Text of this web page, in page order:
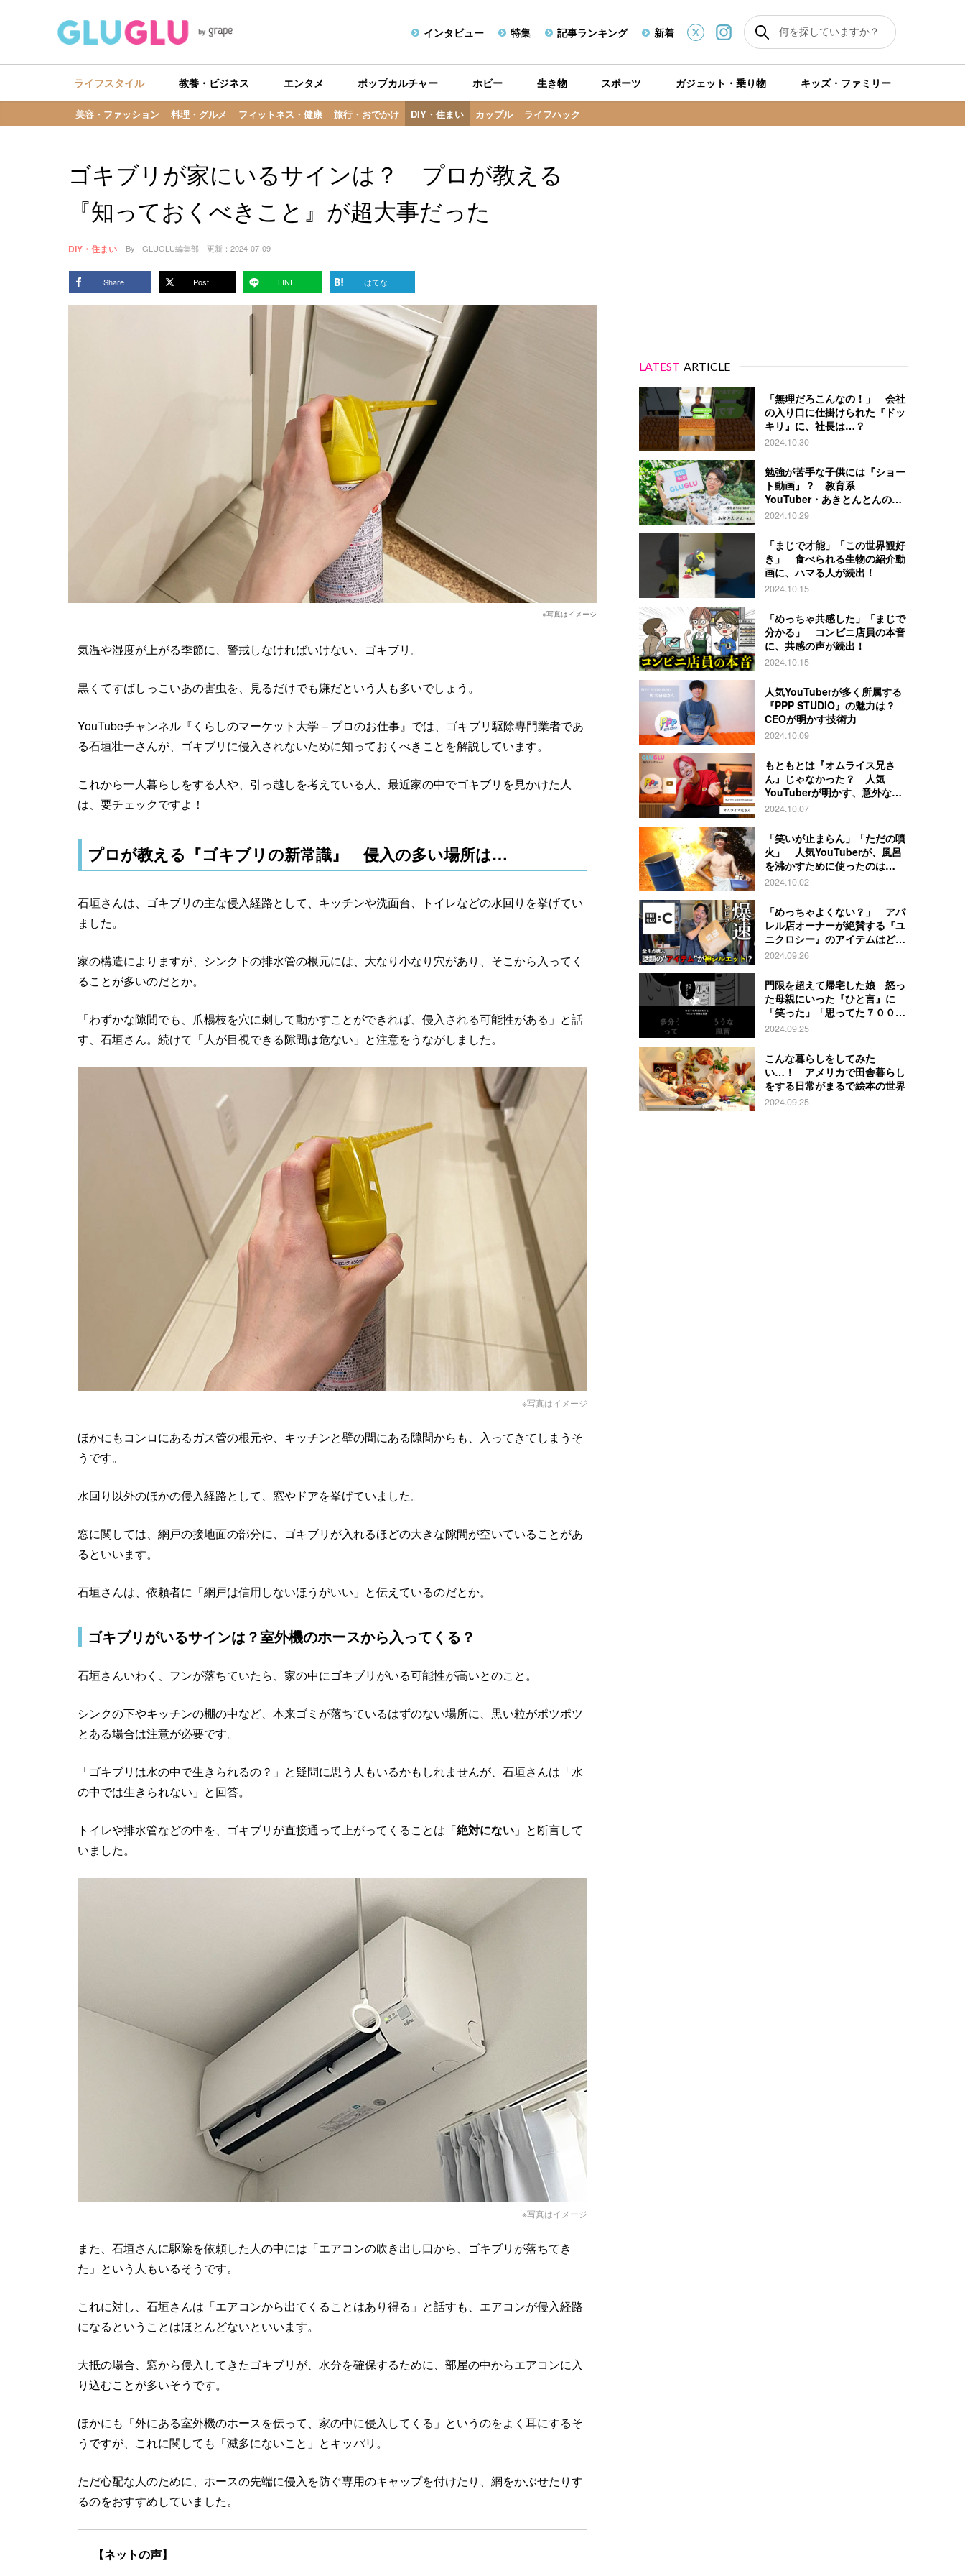
インタビュー 特集 記事ランキング 新着
ライフスタイル
美容・ファッション 料理・グルメ フィットネス・健康 旅行・おでかけ DIY・住まい カップル ライフハック
教養・ビジネス エンタメ ポップカルチャー ホビー 生き物 スポーツ ガジェット・乗り物 キッズ・ファミリー
ゴキブリが家にいるサインは？ プロが教える
『知っておくべきこと』が超大事だった
DIY・住まい By - GLUGLU編集部 更新： 2024-07-09
Share Post LINE はてな
※写真はイメージ
気温や湿度が上がる季節に、警戒しなければいけない、ゴキブリ。
黒くてすばしっこいあの害虫を、見るだけでも嫌だという人も多いでしょう。
YouTubeチャンネル『くらしのマーケット大学 – プロのお仕事』では、ゴキブリ駆除専門業者であ
る石垣壮一さんが、ゴキブリに侵入されないために知っておくべきことを解説しています。
これから一人暮らしをする人や、引っ越しを考えている人、最近家の中でゴキブリを見かけた人
は、要チェックですよ！
プロが教える『ゴキブリの新常識』 侵入の多い場所は…
石垣さんは、ゴキブリの主な侵入経路として、キッチンや洗面台、トイレなどの水回りを挙げてい
ました。
家の構造によりますが、シンク下の排水管の根元には、大なり小なり穴があり、そこから入ってく
ることが多いのだとか。
「わずかな隙間でも、爪楊枝を穴に刺して動かすことができれば、侵入される可能性がある」と話
す、石垣さん。続けて「人が目視できる隙間は危ない」と注意をうながしました。
※写真はイメージ
ほかにもコンロにあるガス管の根元や、キッチンと壁の間にある隙間からも、入ってきてしまうそ
うです。
水回り以外のほかの侵入経路として、窓やドアを挙げていました。
窓に関しては、網戸の接地面の部分に、ゴキブリが入れるほどの大きな隙間が空いていることがあ
るといいます。
石垣さんは、依頼者に「網戸は信用しないほうがいい」と伝えているのだとか。
ゴキブリがいるサインは？室外機のホースから入ってくる？
石垣さんいわく、フンが落ちていたら、家の中にゴキブリがいる可能性が高いとのこと。
シンクの下やキッチンの棚の中など、本来ゴミが落ちているはずのない場所に、黒い粒がポツポツ
とある場合は注意が必要です。
「ゴキブリは水の中で生きられるの？」と疑問に思う人もいるかもしれませんが、石垣さんは「水
の中では生きられない」と回答。
トイレや排水管などの中を、ゴキブリが直接通って上がってくることは「絶対にない」と断言して
いました。
※写真はイメージ
また、石垣さんに駆除を依頼した人の中には「エアコンの吹き出し口から、ゴキブリが落ちてき
た」という人もいるそうです。
これに対し、石垣さんは「エアコンから出てくることはあり得る」と話すも、エアコンが侵入経路
になるということはほとんどないといいます。
大抵の場合、窓から侵入してきたゴキブリが、水分を確保するために、部屋の中からエアコンに入
り込むことが多いそうです。
ほかにも「外にある室外機のホースを伝って、家の中に侵入してくる」というのをよく耳にするそ
うですが、これに関しても「滅多にないこと」とキッパリ。
ただ心配な人のために、ホースの先端に侵入を防ぐ専用のキャップを付けたり、網をかぶせたりす
るのをおすすめしていました。
【ネットの声】
LATEST ARTICLE
「無理だろこんなの！」 会社
の入り口に仕掛けられた『ドッ
キリ』に、社長は…？
2024.10.30
勉強が苦手な子供には『ショー
ト動画』？ 教育系
YouTuber・あきとんとんの戦
略とは
2024.10.29
「まじで才能」「この世界観好
き」 食べられる生物の紹介動
画に、ハマる人が続出！
2024.10.15
「めっちゃ共感した」「まじで
分かる」 コンビニ店員の本音
に、共感の声が続出！
2024.10.15
人気YouTuberが多く所属する
『PPP STUDIO』の魅力は？
CEOが明かす技術力
2024.10.09
もともとは『オムライス兄さ
ん』じゃなかった？ 人気
YouTuberが明かす、意外な過
去とは
2024.10.07
「笑いが止まらん」「ただの噴
火」 人気YouTuberが、風呂
を沸かすために使ったのは…
2024.10.02
「めっちゃよくない？」 アパ
レル店オーナーが絶賛する『ユ
ニクロシー』のアイテムはど
れ？
2024.09.26
門限を超えて帰宅した娘 怒っ
た母親にいった『ひと言』に
「笑った」「思ってた７００倍
特殊」
2024.09.25
こんな暮らしをしてみた
い…！ アメリカで田舎暮らし
をする日常がまるで絵本の世界
2024.09.25